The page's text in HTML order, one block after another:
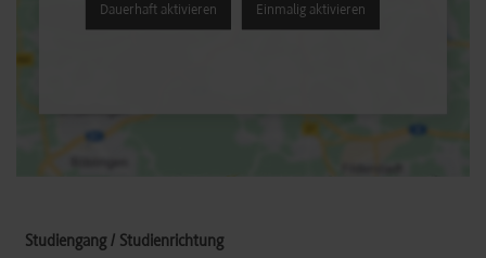
Dauerhaft aktivieren Einmalig aktivieren